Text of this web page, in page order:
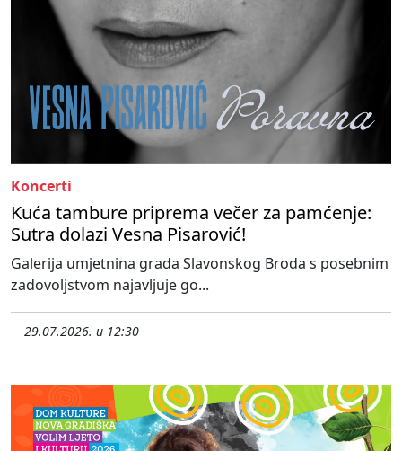
Koncerti
Kuća tambure priprema večer za pamćenje:
Sutra dolazi Vesna Pisarović!
Galerija umjetnina grada Slavonskog Broda s posebnim
zadovoljstvom najavljuje go...
29.07.2026. u 12:30